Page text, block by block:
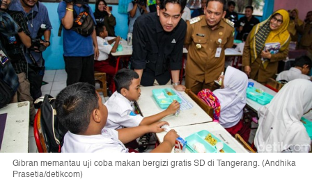
Gibran memantau uji coba makan bergizi gratis SD di Tangerang. (Andhika
Prasetia/detikcom)